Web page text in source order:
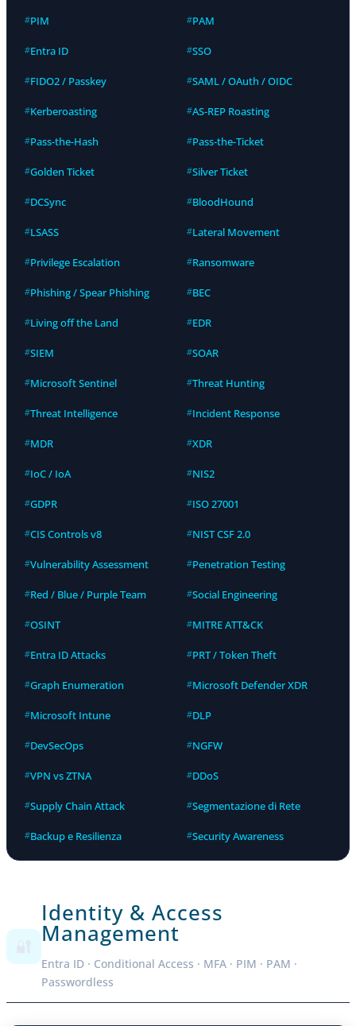
PIM PAM
Entra ID SSO
FIDO2 / Passkey SAML / OAuth / OIDC
Kerberoasting AS-REP Roasting
Pass-the-Hash Pass-the-Ticket
Golden Ticket Silver Ticket
DCSync BloodHound
LSASS Lateral Movement
Privilege Escalation Ransomware
Phishing / Spear Phishing BEC
Living off the Land EDR
SIEM SOAR
Microsoft Sentinel Threat Hunting
Threat Intelligence Incident Response
MDR XDR
IoC / IoA NIS2
GDPR ISO 27001
CIS Controls v8 NIST CSF 2.0
Vulnerability Assessment Penetration Testing
Red / Blue / Purple Team Social Engineering
OSINT MITRE ATT&CK
Entra ID Attacks PRT / Token Theft
Graph Enumeration Microsoft Defender XDR
Microsoft Intune DLP
DevSecOps NGFW
VPN vs ZTNA DDoS
Supply Chain Attack Segmentazione di Rete
Backup e Resilienza Security Awareness
Identity & Access
Management
Entra ID · Conditional Access · MFA · PIM · PAM ·
Passwordless